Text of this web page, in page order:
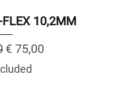
FLEX 10,2MM
Sale Price
€ 75,00